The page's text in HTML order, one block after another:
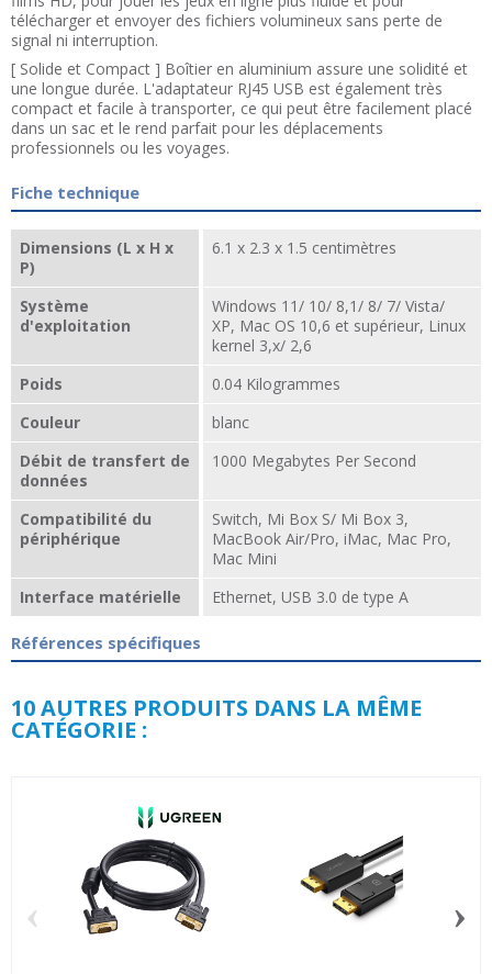
télécharger et envoyer des fichiers volumineux sans perte de
signal ni interruption.
[ Solide et Compact ] Boîtier en aluminium assure une solidité et
une longue durée. L'adaptateur RJ45 USB est également très
compact et facile à transporter, ce qui peut être facilement placé
dans un sac et le rend parfait pour les déplacements
professionnels ou les voyages.
Fiche technique
Dimensions (L x H x
P)
6.1 x 2.3 x 1.5 centimètres
Système
d'exploitation
Windows 11/ 10/ 8,1/ 8/ 7/ Vista/
XP, Mac OS 10,6 et supérieur, Linux
kernel 3,x/ 2,6
Poids
0.04 Kilogrammes
Couleur
blanc
Débit de transfert de
données
1000 Megabytes Per Second
Compatibilité du
périphérique
Switch, Mi Box S/ Mi Box 3,
MacBook Air/Pro, iMac, Mac Pro,
Mac Mini
Interface matérielle
Ethernet, USB 3.0 de type A
Références spécifiques
10 AUTRES PRODUITS DANS LA MÊME
CATÉGORIE :
‹ ›